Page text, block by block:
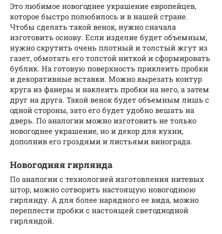
Это любимое новогоднее украшение европейцев,
которое быстро полюбилось и в нашей стране.
Чтобы сделать такой венок, нужно сначала
изготовить основу. Если изделие будет объемным,
нужно скрутить очень плотный и толстый жгут из
газет, обмотать его толстой ниткой и сформировать
бублик. На готовую поверхность приклеить пробки
и декоративные вставки. Можно вырезать контур
круга из фанеры и наклеить пробки на него, а затем
друг на друга. Такой венок будет объемным лишь с
одной стороны, зато его будет удобно вешать на
дверь. По аналогии можно изготовить не только
новогоднее украшение, но и декор для кухни,
дополнив его гроздями и листьями винограда.
Новогодняя гирлянда
По аналогии с технологией изготовления нитевых
штор, можно сотворить настоящую новогоднюю
гирлянду. А для более нарядного ее вида, можно
переплести пробки с настоящей светодиодной
гирляндой.